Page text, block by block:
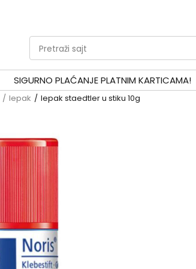
Pretraži sajt
SIGURNO PLAĆANJE PLATNIM KARTICAMA!
lepak lepak staedtler u stiku 10g